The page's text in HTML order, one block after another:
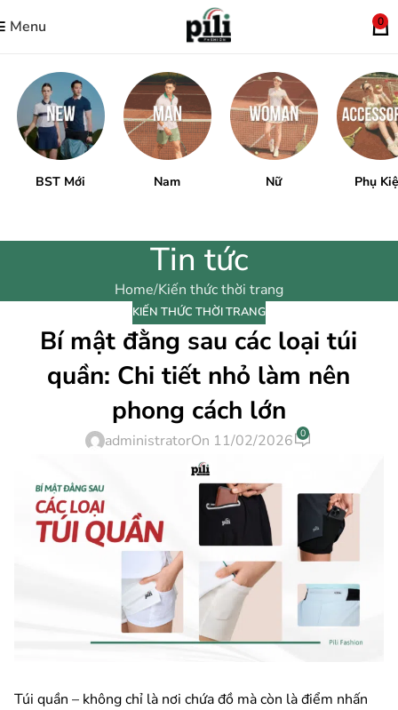
Menu 0
BST Mới Nam Nữ Phụ
Tin tức
Home Kiến thức thời trang
KIẾN THỨC THỜI TRANG
Bí mật đằng sau các loại túi
quần: Chi tiết nhỏ làm nên
phong cách lớn
administratorOn 11/02/2026 0
Túi quần – không chỉ là nơi chứa đồ mà còn là điểm nhấn